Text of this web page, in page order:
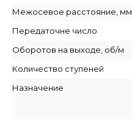
Межосевое расстояние, мм
Передаточне число
Оборотов на выходе, об/м
Количество ступеней
Назначение